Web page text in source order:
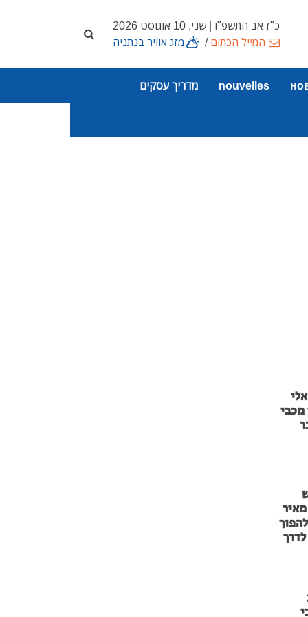
כ"ז אב התשפ"ו | שני, 10 אוגוסט 2026
המייל הכתום/ מזג אוויר בנתניה
nouvelles מדריך עסקים